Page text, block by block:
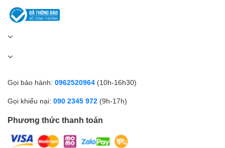
Gọi bảo hành: 0962520964 (10h-16h30)
Gọi khiếu nại: 090 2345 972 (9h-17h)
Phương thức thanh toán